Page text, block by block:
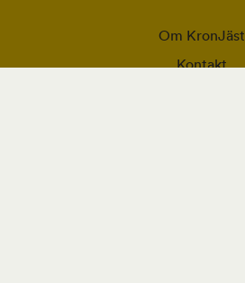
Om KronJäst
Kontakt